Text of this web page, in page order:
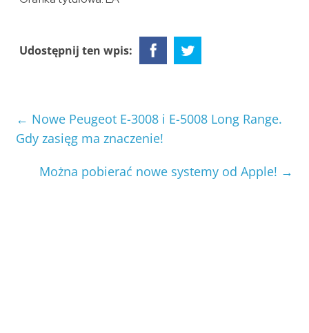
Udostępnij ten wpis:
← Nowe Peugeot E-3008 i E-5008 Long Range.
Gdy zasięg ma znaczenie!
Można pobierać nowe systemy od Apple! →